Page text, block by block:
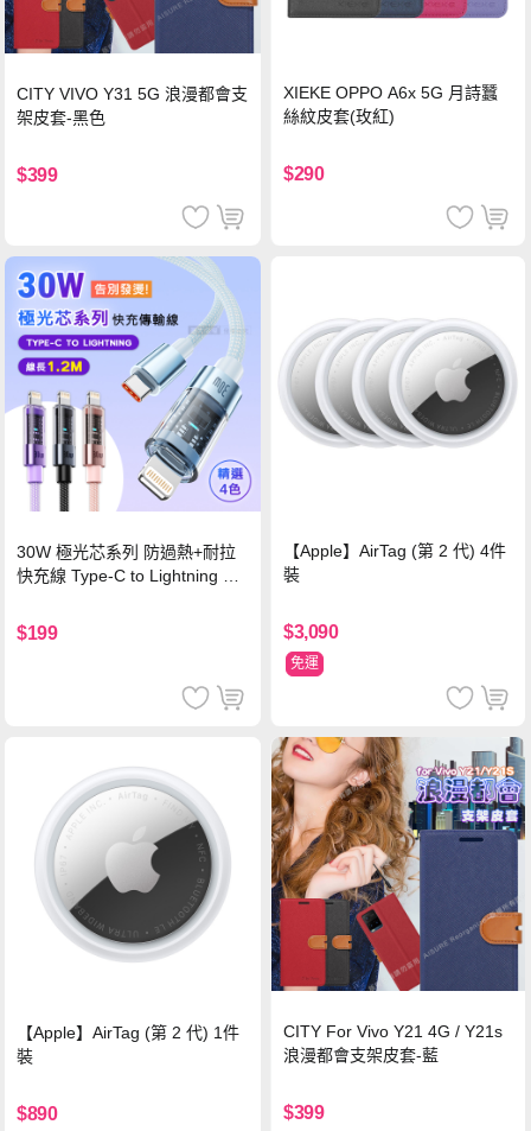
CITY VIVO Y31 5G 浪漫都會支
架皮套-黑色
$399
XIEKE OPPO A6x 5G 月詩蠶
絲紋皮套(玫紅)
$290
30W 極光芯系列 防過熱+耐拉
快充線 Type-C to Lightning 傳
$199
【Apple】AirTag (第 2 代) 4件
裝
$3,090
免運
【Apple】AirTag (第 2 代) 1件
裝
$890
CITY For Vivo Y21 4G / Y21s
浪漫都會支架皮套-藍
$399